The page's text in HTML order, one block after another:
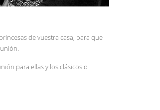
de vuestra casa, para que
para ellas y los clásicos o